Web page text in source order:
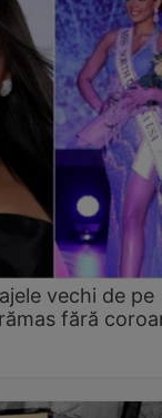
vechi de pe
fără